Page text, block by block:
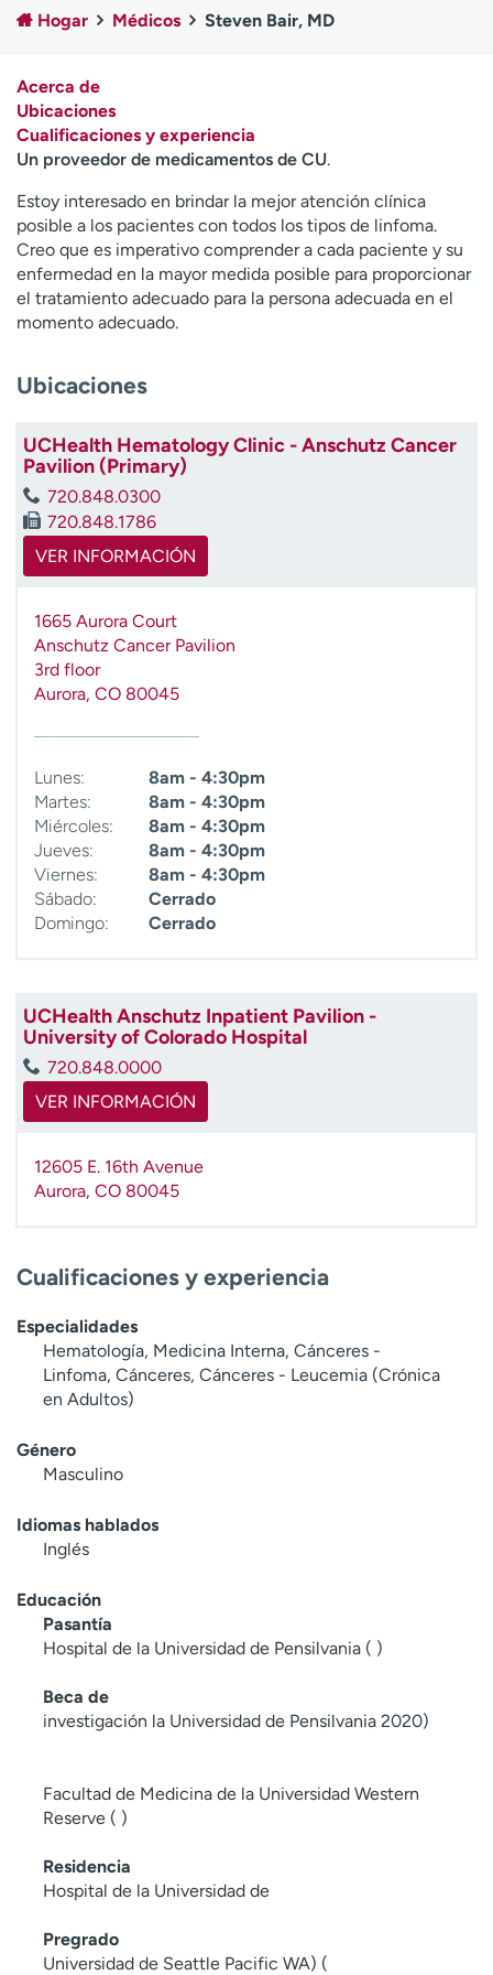
Atención a medios de
comunicación
Contáctenos Noticias e historias
A
y
ú
d
a
m
e
c
o
n
Hogar Médicos Steven Bair, MD
Acerca de
Ubicaciones
Cualificaciones y experiencia
Un proveedor de medicamentos de CU.
Estoy interesado en brindar la mejor atención clínica
posible a los pacientes con todos los tipos de linfoma.
Creo que es imperativo comprender a cada paciente y su
enfermedad en la mayor medida posible para proporcionar
el tratamiento adecuado para la persona adecuada en el
momento adecuado.
Ubicaciones
UCHealth Hematology Clinic - Anschutz Cancer
Pavilion (Primary)
720.848.0300
720.848.1786
VER INFORMACIÓN
1665 Aurora Court
Anschutz Cancer Pavilion
3rd floor
Aurora, CO 80045
Lunes:
8am - 4:30pm
Martes:
8am - 4:30pm
Miércoles:
8am - 4:30pm
Jueves:
8am - 4:30pm
Viernes:
8am - 4:30pm
Sábado:
Cerrado
Domingo:
Cerrado
UCHealth Anschutz Inpatient Pavilion -
University of Colorado Hospital
720.848.0000
VER INFORMACIÓN
12605 E. 16th Avenue
Aurora, CO 80045
Cualificaciones y experiencia
Especialidades
Hematología, Medicina Interna, Cánceres -
Linfoma, Cánceres, Cánceres - Leucemia (Crónica
en Adultos)
Género
Masculino
Idiomas hablados
Inglés
Educación
Pasantía
Hospital de la Universidad de Pensilvania ( )
Beca de
investigación la Universidad de Pensilvania 2020)
Facultad de Medicina de la Universidad Western
Reserve ( )
Residencia
Hospital de la Universidad de
Pregrado
Universidad de Seattle Pacific WA) (